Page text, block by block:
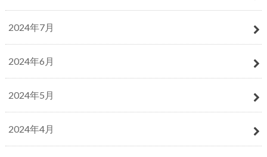
2024年7月
2024年6月
2024年5月
2024年4月